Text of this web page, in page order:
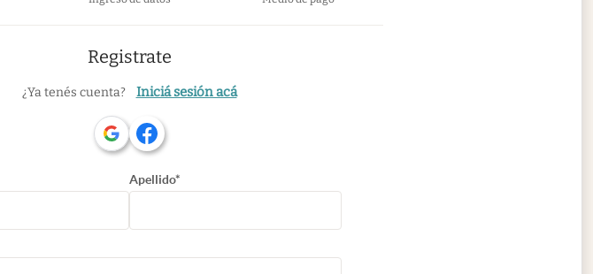
Registrate
¿Ya tenés cuenta? Iniciá sesión acá
Apellido*